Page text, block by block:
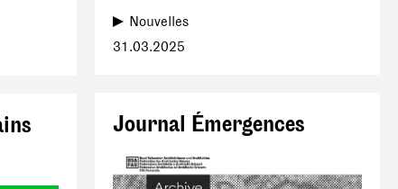
Nouvelles
31.03.2025
Journal Émergences